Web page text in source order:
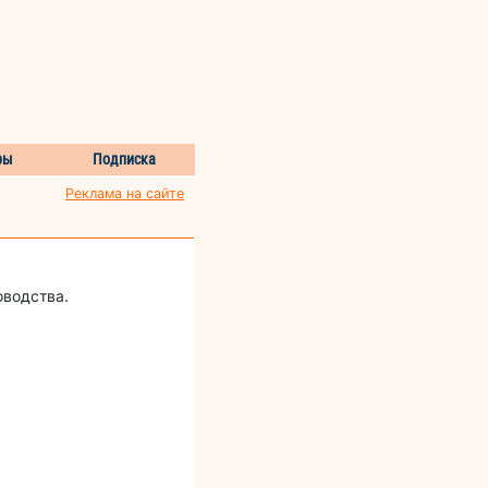
Подписка
Реклама на сайте